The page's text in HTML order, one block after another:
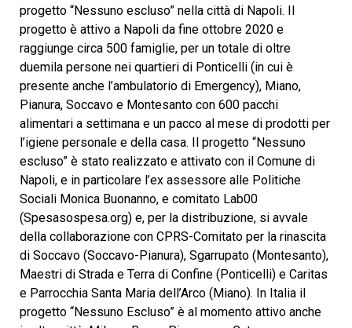
progetto “Nessuno escluso” nella città di Napoli. Il
progetto è attivo a Napoli da fine ottobre 2020 e
raggiunge circa 500 famiglie, per un totale di oltre
duemila persone nei quartieri di Ponticelli (in cui è
presente anche l’ambulatorio di Emergency), Miano,
Pianura, Soccavo e Montesanto con 600 pacchi
alimentari a settimana e un pacco al mese di prodotti per
l’igiene personale e della casa. Il progetto “Nessuno
escluso” è stato realizzato e attivato con il Comune di
Napoli, e in particolare l’ex assessore alle Politiche
Sociali Monica Buonanno, e comitato Lab00
(Spesasospesa.org) e, per la distribuzione, si avvale
della collaborazione con CPRS-Comitato per la rinascita
di Soccavo (Soccavo-Pianura), Sgarrupato (Montesanto),
Maestri di Strada e Terra di Confine (Ponticelli) e Caritas
e Parrocchia Santa Maria dell’Arco (Miano). In Italia il
progetto “Nessuno Escluso” è al momento attivo anche